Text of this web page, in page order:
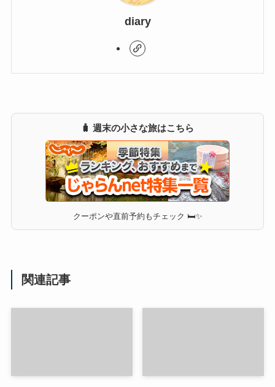
diary
🧳 週末の小さな旅はこちら
クーポンや直前予約もチェック 🛏✨
関連記事